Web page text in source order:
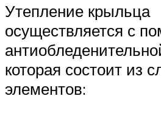
Утепление крыльца
осуществляется с
которая состоит из
элементов: